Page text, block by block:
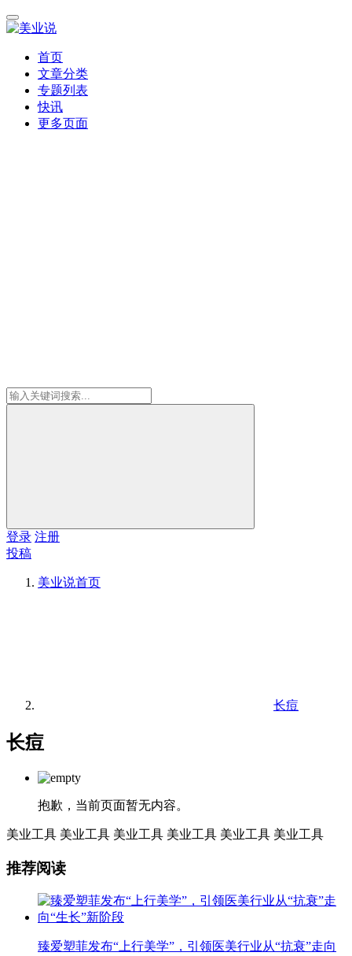
首页
文章分类
专题列表
快讯
更多页面
登录 注册
投稿
美业说首页
长痘
长痘
抱歉，当前页面暂无内容。
美业工具 美业工具 美业工具 美业工具 美业工具 美业工具
推荐阅读
臻爱塑菲发布“上行美学”，引领医美行业从“抗衰”走向